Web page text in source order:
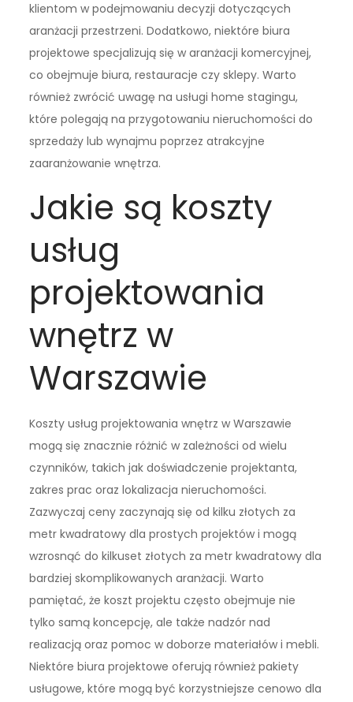
klientom w podejmowaniu decyzji dotyczących
aranżacji przestrzeni. Dodatkowo, niektóre biura
projektowe specjalizują się w aranżacji komercyjnej,
co obejmuje biura, restauracje czy sklepy. Warto
również zwrócić uwagę na usługi home stagingu,
które polegają na przygotowaniu nieruchomości do
sprzedaży lub wynajmu poprzez atrakcyjne
zaaranżowanie wnętrza.
Jakie są koszty
usług
projektowania
wnętrz w
Warszawie
Koszty usług projektowania wnętrz w Warszawie
mogą się znacznie różnić w zależności od wielu
czynników, takich jak doświadczenie projektanta,
zakres prac oraz lokalizacja nieruchomości.
Zazwyczaj ceny zaczynają się od kilku złotych za
metr kwadratowy dla prostych projektów i mogą
wzrosnąć do kilkuset złotych za metr kwadratowy dla
bardziej skomplikowanych aranżacji. Warto
pamiętać, że koszt projektu często obejmuje nie
tylko samą koncepcję, ale także nadzór nad
realizacją oraz pomoc w doborze materiałów i mebli.
Niektóre biura projektowe oferują również pakiety
usługowe, które mogą być korzystniejsze cenowo dla